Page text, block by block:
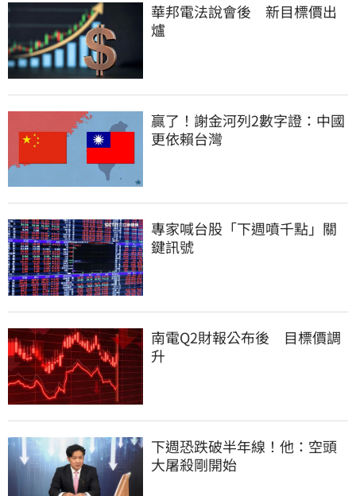
華邦電法說會後　新目標價出
爐
贏了！謝金河列2數字證：中國
更依賴台灣
專家喊台股「下週噴千點」關
鍵訊號
南電Q2財報公布後　目標價調
升
下週恐跌破半年線！他：空頭
大屠殺剛開始